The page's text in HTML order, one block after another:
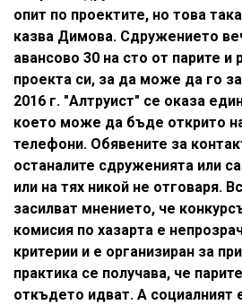
опит по проектите, но това
казва Димова. Сдружението
авансово 30 на сто от парите и
проекта си, за да може да го
2016 г. "Алтруист" се оказа
което може да бъде открито
телефони. Обявените за
останалите сдруженията или
или на тях никой не отговаря.
засилват мнението, че
комисия по хазарта е
критерии и е организиран за
практика се получава, че
откъдето идват. А социалният